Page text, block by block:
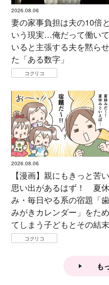
2026.08.06
妻の家事負担は夫の10倍と
いう現実…俺だって働いて
いると主張する夫を黙らせ
た「ある数字」
コクリコ
2026.08.06
【漫画】親にもきっと苦い
思い出があるはず！ 夏休
み・毎日やる系の宿題「歯
みがきカレンダー」をため
てしまう子どもとその結末
コクリコ
も